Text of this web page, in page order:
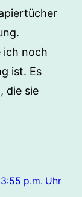
ich noch
ist. Es
die sie
p.m. Uhr